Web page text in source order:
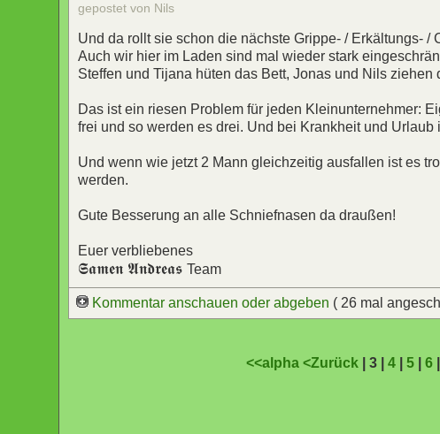
gepostet von Nils
Und da rollt sie schon die nächste Grippe- / Erkältungs- /
Auch wir hier im Laden sind mal wieder stark
Steffen und Tijana hüten das Bett, Jonas und Nils ziehen
Das ist ein riesen Problem für jeden Kleinunternehmer:
frei und so werden es drei. Und bei Krankheit und Urlaub
Und wenn wie jetzt 2 Mann gleichzeitig ausfallen ist es
werden.
Gute Besserung an alle Schniefnasen da draußen!
Euer verbliebenes
𝕾𝖆𝖒𝖊𝖓 𝕬𝖓𝖉𝖗𝖊𝖆𝖘Team
Kommentar anschauen oder abgeben ( 26 mal
<<alpha <Zurück | 3 | 4| 5| 6|